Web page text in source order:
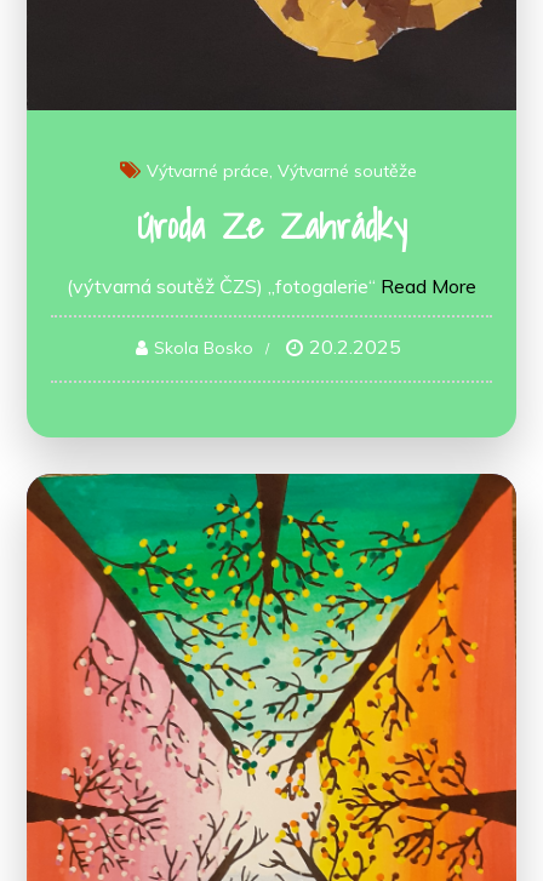
Výtvarné práce Výtvarné soutěže
Úroda Ze Zahrádky
(výtvarná soutěž ČZS) „fotogalerie“ Read More
Skola Bosko 20.2.2025